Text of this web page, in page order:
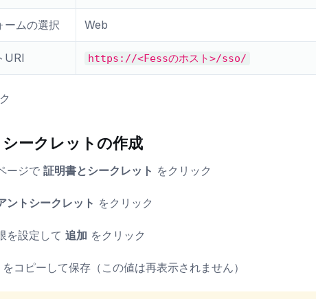
ームの選択 Web
URI https://<Fessのホスト>/sso/
ークレットの作成
ージで 証明書とシークレット をクリック
ントシークレット をクリック
を設定して 追加 をクリック
コピーして保存（この値は再表示されません）